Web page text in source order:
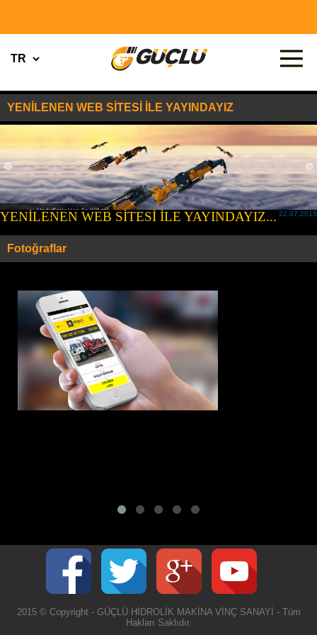
YENİLENEN WEB SİTESİ İLE YAYINDAYIZ
22.07.2015
YENİLENEN WEB SİTESİ İLE YAYINDAYIZ...
Fotoğraflar
2015 © Copyright - GÜÇLÜ HİDROLİK MAKİNA VİNÇ SANAYİ - Tüm
Hakları Saklıdır.